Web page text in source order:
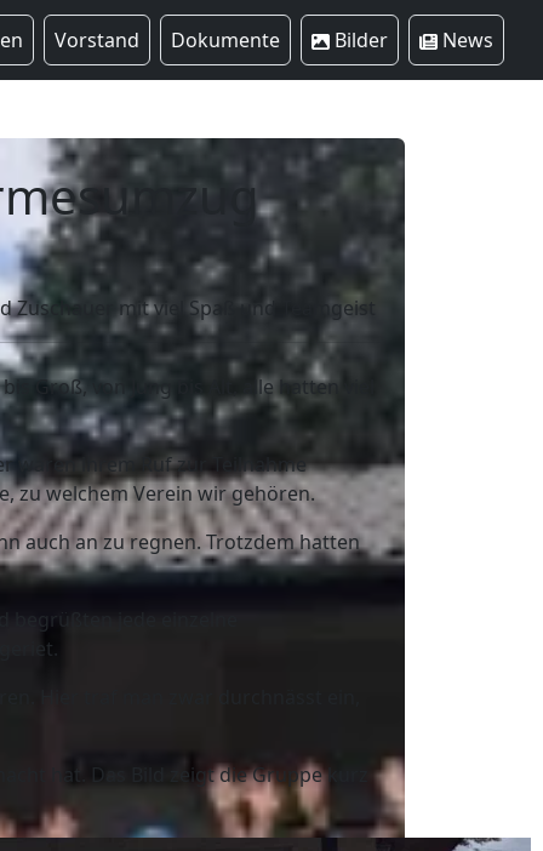
Vorstand Dokumente Bilder News
mit viel Spaß und Teamgeist
Groß, von Jung bis Alt, alle hatten viel
waren ihrem Ruf zur Teilnahme
zu welchem Verein wir gehören.
auch an zu regnen. Trotzdem hatten
jede einzelne
hat. Das Bild zeigt die Gruppe kurz